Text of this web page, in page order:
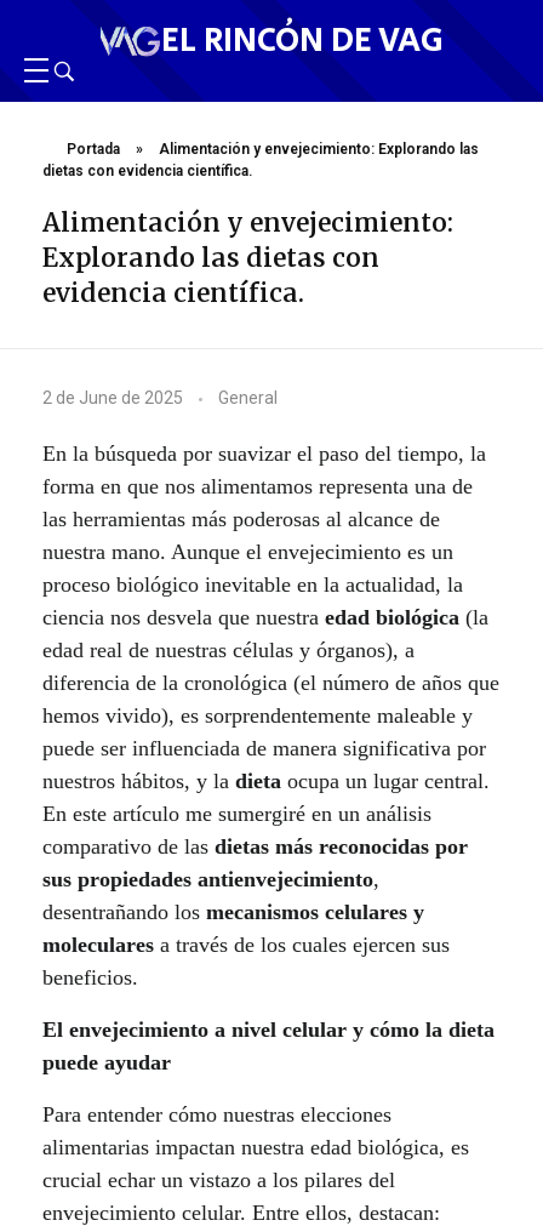
EL RINCÓN DE VAG
Portada »
Alimentación y envejecimiento: Explorando las
dietas con evidencia científica.
Alimentación y envejecimiento:
Explorando las dietas con
evidencia científica.
A
l
i
m
e
n
t
a
c
i
ó
n
y
e
n
v
e
2 de June de 2025 General
En la búsqueda por suavizar el paso del tiempo, la
forma en que nos alimentamos representa una de
las herramientas más poderosas al alcance de
nuestra mano. Aunque el envejecimiento es un
proceso biológico inevitable en la actualidad, la
ciencia nos desvela que nuestra edad biológica (la
edad real de nuestras células y órganos), a
diferencia de la cronológica (el número de años que
hemos vivido), es sorprendentemente maleable y
puede ser influenciada de manera significativa por
nuestros hábitos, y la dieta ocupa un lugar central.
En este artículo me sumergiré en un análisis
comparativo de las dietas más reconocidas por
sus propiedades antienvejecimiento,
desentrañando los mecanismos celulares y
moleculares a través de los cuales ejercen sus
beneficios.
El envejecimiento a nivel celular y cómo la dieta
puede ayudar
Para entender cómo nuestras elecciones
alimentarias impactan nuestra edad biológica, es
crucial echar un vistazo a los pilares del
envejecimiento celular. Entre ellos, destacan: